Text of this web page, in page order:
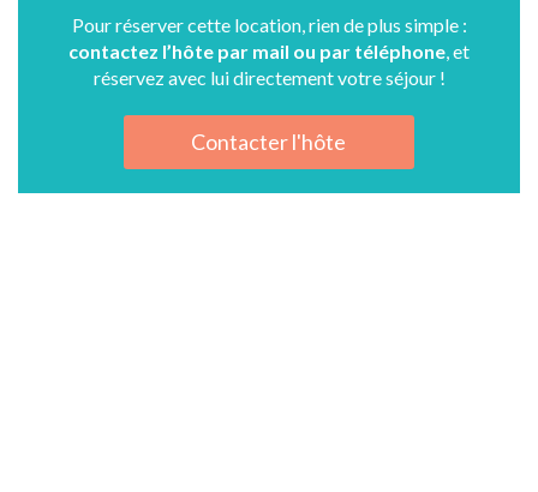
Pour réserver cette location, rien de plus simple :
contactez l’hôte par mail ou par téléphone, et
réservez avec lui directement votre séjour !
Contacter l'hôte